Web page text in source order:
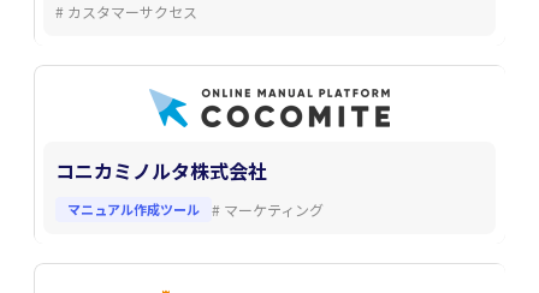
# カスタマーサクセス
コニカミノルタ株式会社
マニュアル作成ツール # マーケティング